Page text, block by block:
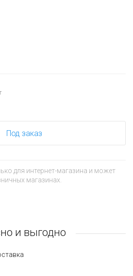
Под заказ
для интернет-магазина и может
магазинах.
и выгодно